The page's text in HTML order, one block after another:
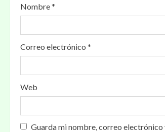
Nombre*
Correo electrónico *
Web
Guarda mi nombre, correo electrónico